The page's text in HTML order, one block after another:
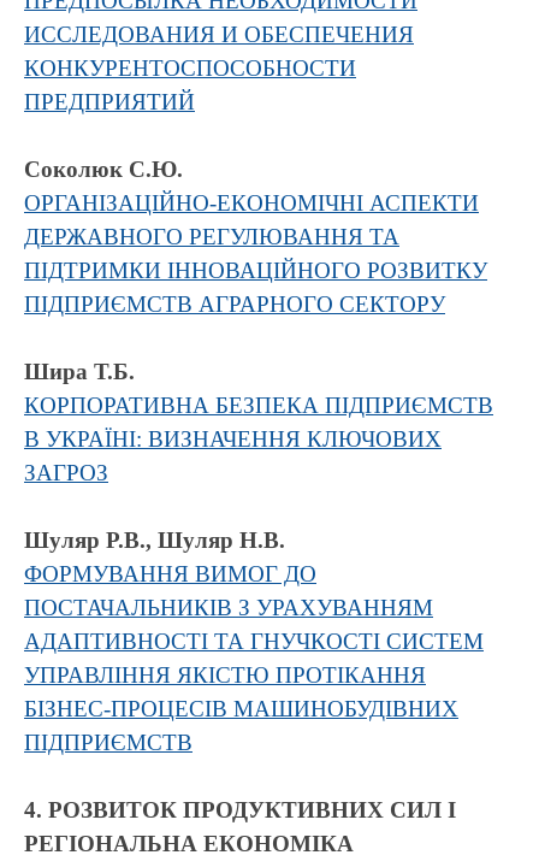
ИССЛЕДОВАНИЯ И ОБЕСПЕЧЕНИЯ
КОНКУРЕНТОСПОСОБНОСТИ
ПРЕДПРИЯТИЙ
Соколюк С.Ю.
ОРГАНІЗАЦІЙНО-ЕКОНОМІЧНІ АСПЕКТИ
ДЕРЖАВНОГО РЕГУЛЮВАННЯ ТА
ПІДТРИМКИ ІННОВАЦІЙНОГО РОЗВИТКУ
ПІДПРИЄМСТВ АГРАРНОГО СЕКТОРУ
Шира Т.Б.
КОРПОРАТИВНА БЕЗПЕКА ПІДПРИЄМСТВ
В УКРАЇНІ: ВИЗНАЧЕННЯ КЛЮЧОВИХ
ЗАГРОЗ
Шуляр Р.В., Шуляр Н.В.
ФОРМУВАННЯ ВИМОГ ДО
ПОСТАЧАЛЬНИКІВ З УРАХУВАННЯМ
АДАПТИВНОСТІ ТА ГНУЧКОСТІ СИСТЕМ
УПРАВЛІННЯ ЯКІСТЮ ПРОТІКАННЯ
БІЗНЕС-ПРОЦЕСІВ МАШИНОБУДІВНИХ
ПІДПРИЄМСТВ
4. РОЗВИТОК ПРОДУКТИВНИХ СИЛ І
РЕГІОНАЛЬНА ЕКОНОМІКА